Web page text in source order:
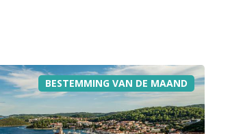
BESTEMMING VAN DE MAAND